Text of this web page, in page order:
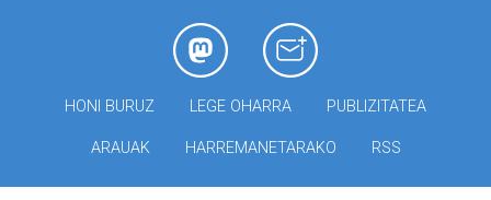
HONI BURUZ LEGE OHARRA PUBLIZITATEA
ARAUAK HARREMANETARAKO RSS